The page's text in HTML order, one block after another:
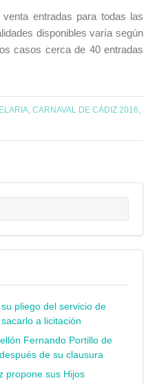
entradas para todas las
disponibles varía según
casos cerca de 40 entradas
,CARNAVAL DE CÁDIZ 2016
pliego del servicio de
a licitación
Fernando Portillo de
de su clausura
propone sus Hijos